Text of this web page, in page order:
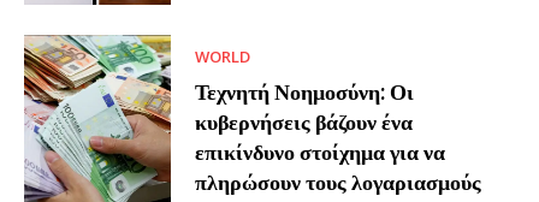
WORLD
Τεχνητή Νοημοσύνη: Οι
κυβερνήσεις βάζουν ένα
επικίνδυνο στοίχημα για να
πληρώσουν τους λογαριασμούς